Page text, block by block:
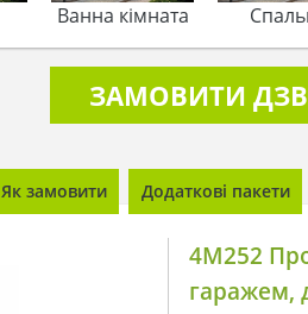
Ванна кімната
ЗАМОВИТИ
Як замовити Додаткові пакети
4M252
гаражем,